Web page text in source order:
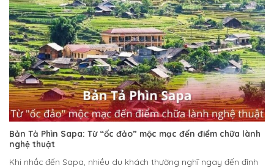
Bản Tả Phìn Sapa: Từ “ốc đảo” mộc mạc đến điểm chữa lành
nghệ thuật
Khi nhắc đến Sapa, nhiều du khách thường nghĩ ngay đến đỉnh